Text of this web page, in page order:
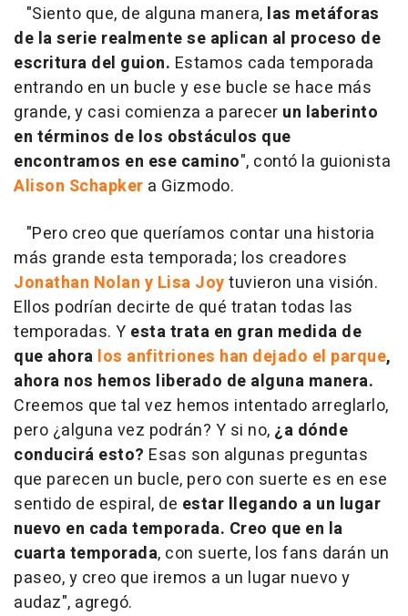
"Siento que, de alguna manera, las metáforas
de la serie realmente se aplican al proceso de
escritura del guion. Estamos cada temporada
entrando en un bucle y ese bucle se hace más
grande, y casi comienza a parecer un laberinto
en términos de los obstáculos que
encontramos en ese camino", contó la guionista
Alison Schapker a Gizmodo.
"Pero creo que queríamos contar una historia
más grande esta temporada; los creadores
Jonathan Nolan y Lisa Joytuvieron una visión.
Ellos podrían decirte de qué tratan todas las
temporadas. Y esta trata en gran medida de
que ahora los anfitriones han dejado el parque,
ahora nos hemos liberado de alguna manera.
Creemos que tal vez hemos intentado arreglarlo,
pero ¿alguna vez podrán? Y si no, ¿a dónde
conducirá esto? Esas son algunas preguntas
que parecen un bucle, pero con suerte es en ese
sentido de espiral, de estar llegando a un lugar
nuevo en cada temporada. Creo que en la
cuarta temporada, con suerte, los fans darán un
paseo, y creo que iremos a un lugar nuevo y
audaz", agregó.